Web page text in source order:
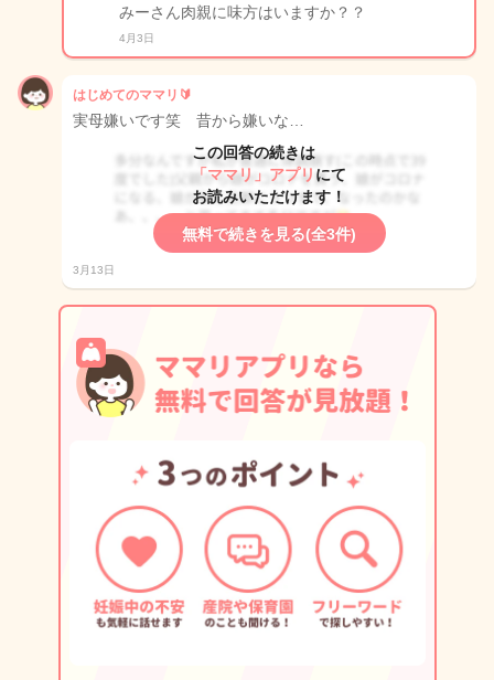
みーさん肉親に味方はいますか？？
4月3日
はじめてのママリ🔰
実母嫌いです笑 昔から嫌いな…
この回答の続きは
「ママリ」アプリ にて
お読みいただけます！
無料で続きを見る(全3件)
3月13日